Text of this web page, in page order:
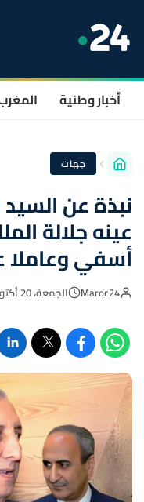
أخبار وطنية
جهات
نبذة عن
عينه جلالة
أسفي وعاملا
Maroc24 الجمعة، 20 أكتوبر 2023 - 00:19